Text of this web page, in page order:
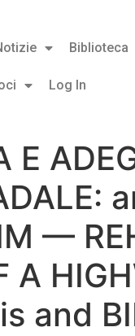
Biblioteca
Log In
E
—
A
and